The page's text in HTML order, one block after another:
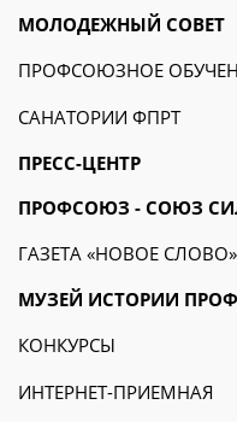
МОЛОДЕЖНЫЙ СОВЕТ
ПРОФСОЮЗНОЕ
САНАТОРИИ ФПРТ
ПРЕСС-ЦЕНТР
ПРОФСОЮЗ - СОЮЗ
ГАЗЕТА «НОВОЕ СЛОВО»
МУЗЕЙ ИСТОРИИ
КОНКУРСЫ
ИНТЕРНЕТ-ПРИЕМНАЯ